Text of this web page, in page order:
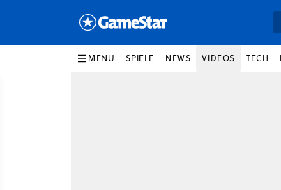
MENU SPIELE NEWS VIDEOS TECH